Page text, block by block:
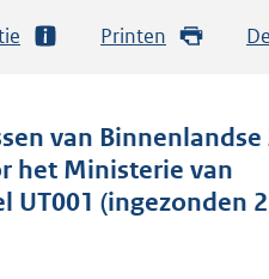
Printen
van Binnenlandse
het Ministerie van
(ingezonden